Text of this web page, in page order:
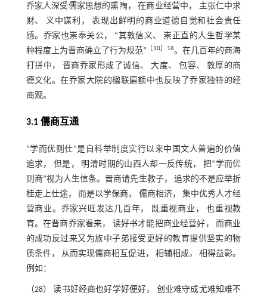
乔家人深受儒家思想的熏陶， 在商业经营中， 主张仁中求
财、 义中谋利， 表现出鲜明的商业道德自觉和社会责任
感。乔家也崇奉关公， “其敦信义、 崇正直的人生哲学某
种程度上为晋商确立了行为规范”
10 ］18。在几百年的商海
打拼中， 晋商乔家形成了诚信、 大度、 包容、 敦厚的商
德文化。在乔家大院的楹联匾额中也反映了乔家独特的经
商观。
3.1 儒商互通
“学而优则仕”是自科举制度实行以来中国文人普遍的价值
追求， 但是， 明清时期的山西人却一反传统， 把“学而优
则商”视为人生信条。晋商请先生教子， 追求的不是应举折
桂走上仕途， 而是以学保商， 儒商相济， 集中优秀人才经
营商业。乔家兴旺发达几百年， 既重视商业， 也重视教
育。在晋商乔家看来， 读好书才能把商业经营好， 而商业
的成功反过来又为族中子弟接受更好的教育提供坚实的物
质条件， 从而实现儒商相互促进， 相辅相成， 相得益彰。
例如：
（28） 读书好经商也好学好便好， 创业难守成尤难知难不